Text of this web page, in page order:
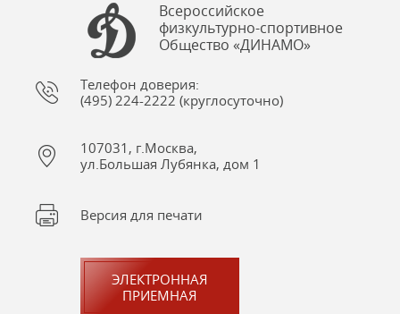
Всероссийское
физкультурно-спортивное
Общество «ДИНАМО»
Телефон доверия:
(495) 224-2222 (круглосуточно)
107031, г.Москва,
ул.Большая Лубянка, дом 1
Версия для печати
ЭЛЕКТРОННАЯ
ПРИЕМНАЯ